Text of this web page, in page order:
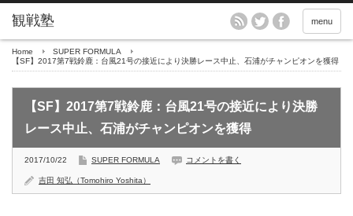
menu
Home
SUPER FORMULA
【SF】2017第7戦鈴鹿：台風21号の接近により決勝レース中止、石浦がチャンピオンを獲得
【SF】2017第7戦鈴鹿：台風21号の接近により決勝
レース中止、石浦がチャンピオンを獲得
2017/10/22 SUPER FORMULA コメントを書く
吉田 知弘（Tomohiro Yoshita）